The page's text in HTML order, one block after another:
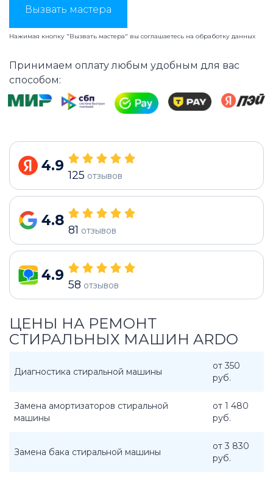
Вызвать мастера
Нажимая кнопку "Вызвать мастера" вы соглашаетесь на обработку данных
Принимаем оплату любым удобным для вас
способом:
4.9
125 отзывов
4.8
81 отзывов
4.9
58 отзывов
ЦЕНЫ НА РЕМОНТ
СТИРАЛЬНЫХ МАШИН ARDO
Диагностика стиральной машины
от 350
руб.
Замена амортизаторов стиральной
машины
от 1 480
руб.
Замена бака стиральной машины
от 3 830
руб.